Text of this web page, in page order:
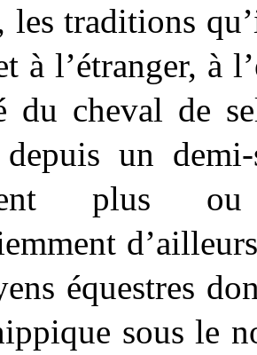
les traditions
à l’étranger, à
du cheval de
un
plus
équestres
sous le